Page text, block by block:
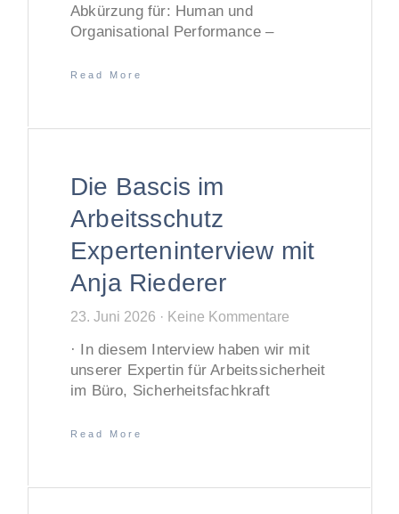
Abkürzung für: Human und
Organisational Performance –
Read More
Die Bascis im
Arbeitsschutz
Experteninterview mit
Anja Riederer
23. Juni 2026 Keine Kommentare
· In diesem Interview haben wir mit
unserer Expertin für Arbeitssicherheit
im Büro, Sicherheitsfachkraft
Read More